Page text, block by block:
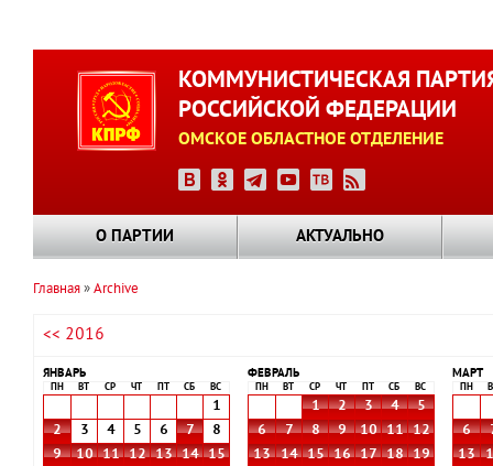
КОММУНИСТИЧЕСКАЯ
РОССИЙСКОЙ ФЕДЕРАЦИИ
ОМСКОЕ ОБЛАСТНОЕ ОТДЕЛЕНИЕ
О ПАРТИИ АКТУАЛЬНО
навигации
Главная Archive
<< 2016
ЯНВАРЬ
ПН ВТ СР ЧТ СБ ВС
1
2
3 4 5 6 7
8
9
10 11 12 13 14
15
ФЕВРАЛЬ
ПН ВТ СР ЧТ СБ ВС
1 2 3 4
5
6
7 8 9 10 11
12
13
14 15 16 17 18
19
МАРТ
ПН
6
13